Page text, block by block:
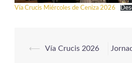
Vía Crucis Miércoles de Ceniza 2026
⟵ Vía Crucis 2026